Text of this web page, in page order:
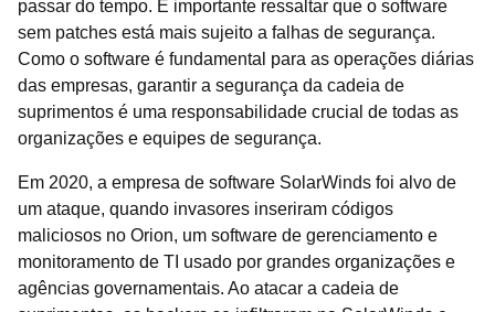
sem patches está mais sujeito a falhas de segurança.
Como o software é fundamental para as operações diárias
das empresas, garantir a segurança da cadeia de
suprimentos é uma responsabilidade crucial de todas as
organizações e equipes de segurança.
um ataque, quando invasores inseriram códigos
maliciosos no Orion, um software de gerenciamento e
monitoramento de TI usado por grandes organizações e
agências governamentais. Ao atacar a cadeia de
suprimentos, os hackers se infiltraram na SolarWinds e